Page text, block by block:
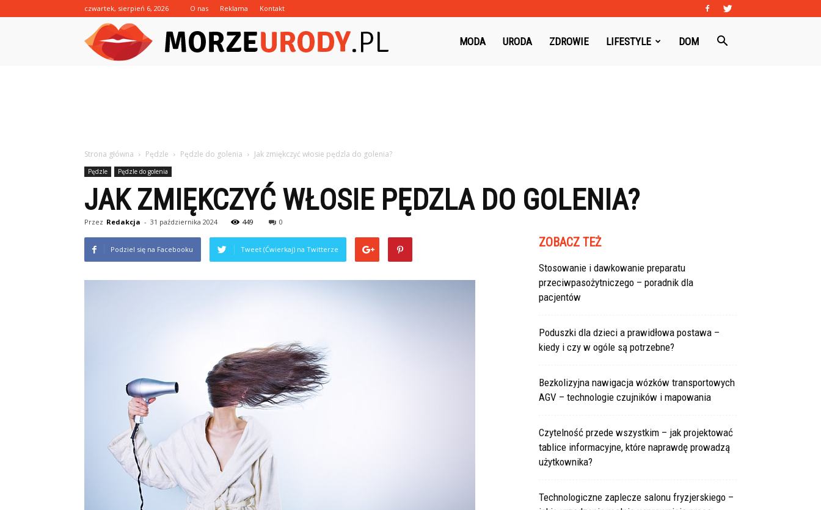
czwartek, sierpień 6, 2026 O nas Reklama Kontakt
MODA URODA ZDROWIE LIFESTYLE DOM
Strona główna Pędzle Pędzle do golenia Jak zmiękczyć włosie pędzla do golenia?
Pędzle Pędzle do golenia
JAK ZMIĘKCZYĆ WŁOSIE PĘDZLA DO GOLENIA?
Przez Redakcja - 31 października 2024 449 0
Podziel się na Facebooku Tweet (Ćwierkaj) na Twitterze ZOBACZ TEŻ
Stosowanie i dawkowanie preparatu
przeciwpasożytniczego – poradnik dla
pacjentów
Poduszki dla dzieci a prawidłowa postawa –
kiedy i czy w ogóle są potrzebne?
Bezkolizyjna nawigacja wózków transportowych
AGV – technologie czujników i mapowania
Czytelność przede wszystkim – jak projektować
tablice informacyjne, które naprawdę prowadzą
użytkownika?
Technologiczne zaplecze salonu fryzjerskiego –